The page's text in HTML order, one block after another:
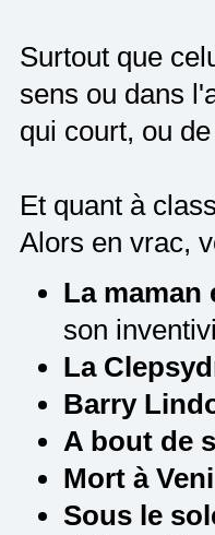
Surtout que
sens ou dans
qui court, ou
Et quant à
Alors en vrac,
La maman
son
La
Barry
A bout de
Mort à
Sous le